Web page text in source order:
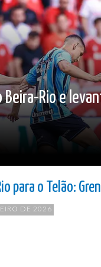
Rio e
para o Telão:
DE 2026